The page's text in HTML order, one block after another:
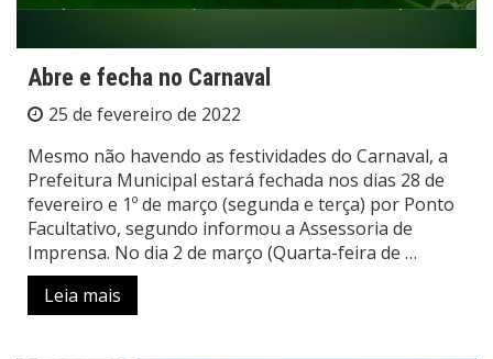
Abre e fecha no Carnaval
25 de fevereiro de 2022
Mesmo não havendo as festividades do Carnaval, a
Prefeitura Municipal estará fechada nos dias 28 de
fevereiro e 1º de março (segunda e terça) por Ponto
Facultativo, segundo informou a Assessoria de
Imprensa. No dia 2 de março (Quarta-feira de …
Leia mais